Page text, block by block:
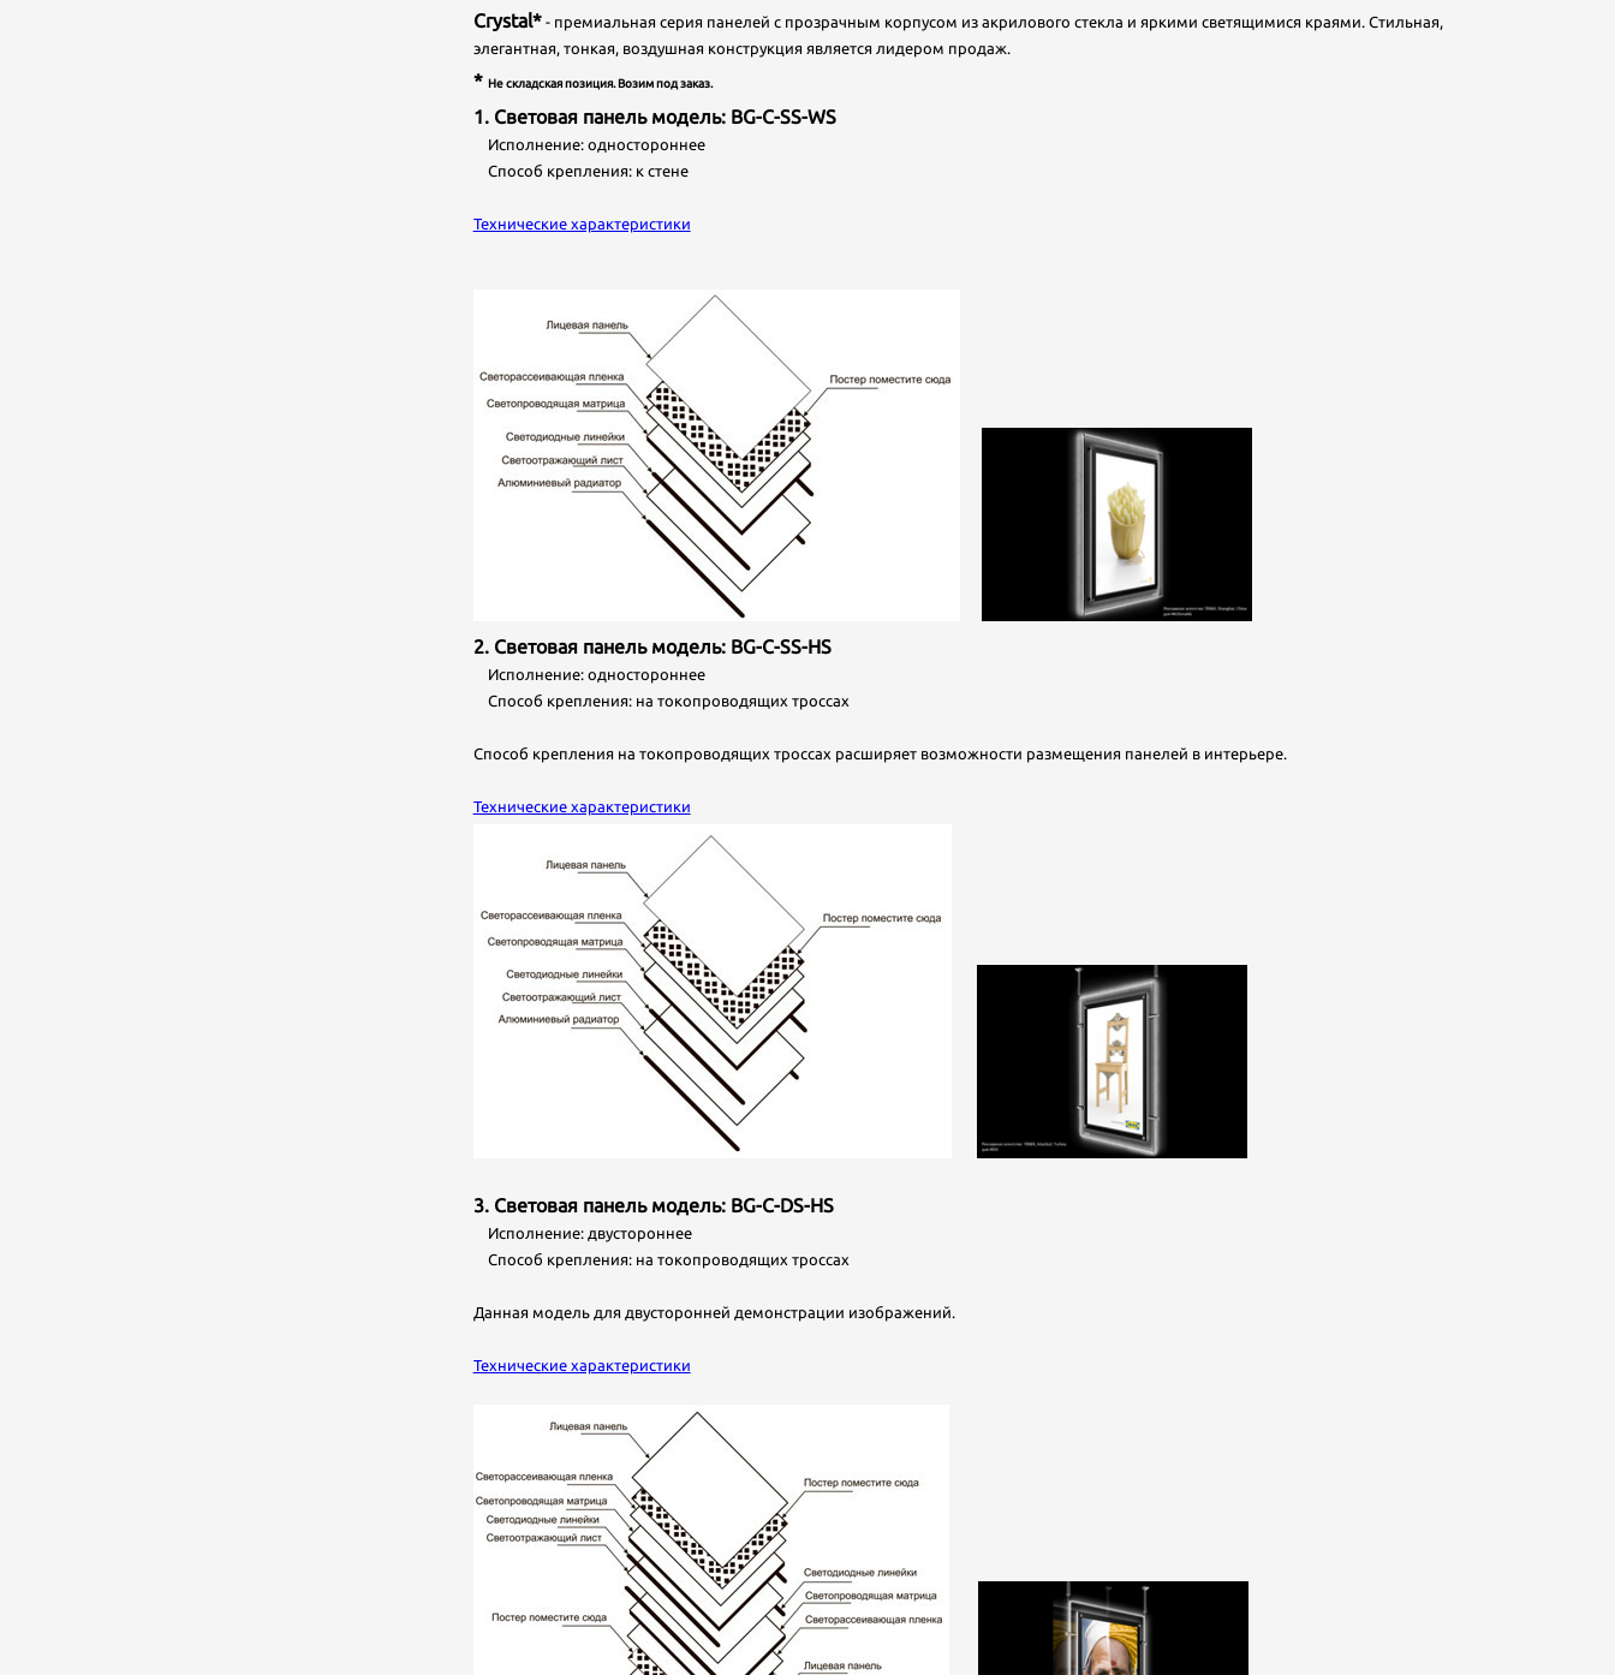
Crystal*- премиальная серия панелей с прозрачным корпусом из акрилового стекла и яркими светящимися краями. Стильная,
элегантная, тонкая, воздушная конструкция является лидером продаж.
* Не складская позиция. Возим под заказ.
1. Световая панель модель: BG-C-SS-WS
Исполнение: одностороннее
Способ крепления: к стене
Технические характеристики
2. Световая панель модель: BG-C-SS-HS
Исполнение: одностороннее
Способ крепления: на токопроводящих троссах
Способ крепления на токопроводящих троссах расширяет возможности размещения панелей в интерьере.
Технические характеристики
3. Световая панель модель: BG-C-DS-HS
Исполнение: двустороннее
Способ крепления: на токопроводящих троссах
Данная модель для двусторонней демонстрации изображений.
Технические характеристики